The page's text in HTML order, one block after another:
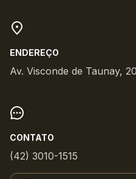
ENDEREÇO
Av. Visconde de Taunay,
CONTATO
(42) 3010-1515